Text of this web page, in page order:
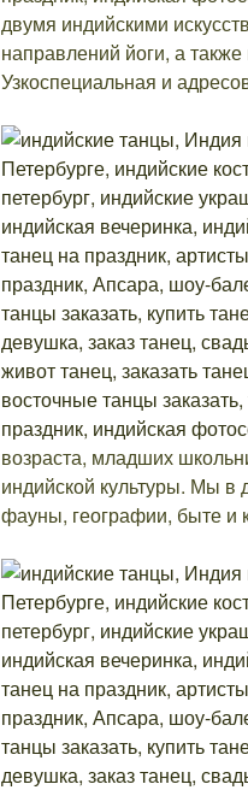
двумя индийскими
направлений йоги, а
Узкоспециальная и
возраста, младших
индийской культуры. Мы
фауны, географии, быте и